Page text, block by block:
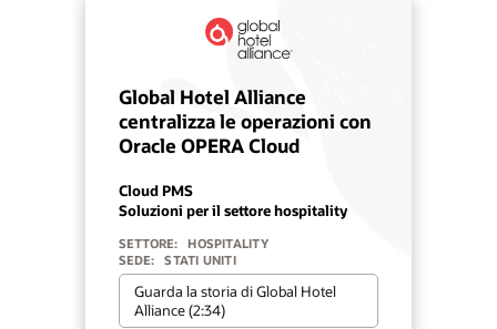
Global Hotel Alliance
centralizza le operazioni con
Oracle OPERA Cloud
Cloud PMS
Soluzioni per il settore hospitality
SETTORE:
HOSPITALITY
SEDE:
STATI UNITI
Guarda la storia di Global Hotel
Alliance (2:34)